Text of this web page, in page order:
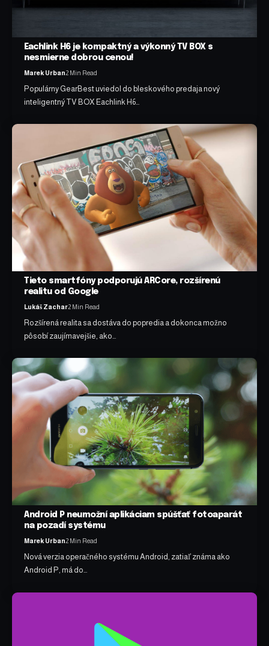
Eachlink H6 je kompaktný a výkonný TV BOX s
nesmierne dobrou cenou!
Marek Urban2 Min Read
Populárny GearBest uviedol do bleskového predaja nový
inteligentný TV BOX Eachlink H6…
Tieto smartfóny podporujú ARCore, rozšírenú
realitu od Google
Lukáš Zachar2 Min Read
Rozšírená realita sa dostáva do popredia a dokonca možno
pôsobí zaujímavejšie, ako…
Android P neumožní aplikáciam spúšťať fotoaparát
na pozadí systému
Marek Urban2 Min Read
Nová verzia operačného systému Android, zatiaľ známa ako
Android P, má do…